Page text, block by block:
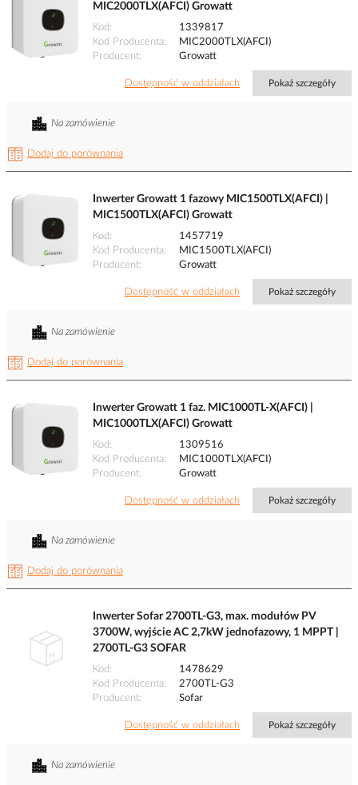
MIC2000TLX(AFCI) Growatt
Kod
1339817
Kod Producenta
MIC2000TLX(AFCI)
Producent
Growatt
Dostępność w oddziałach Pokaż szczegóły
Dodaj do porównania
Na zamówienie
Inwerter Growatt 1 fazowy MIC1500TLX(AFCI) |
MIC1500TLX(AFCI) Growatt
Kod
1457719
Kod Producenta
MIC1500TLX(AFCI)
Producent
Growatt
Dostępność w oddziałach Pokaż szczegóły
Dodaj do porównania
Na zamówienie
Inwerter Growatt 1 faz. MIC1000TL-X(AFCI) |
MIC1000TLX(AFCI) Growatt
Kod
1309516
Kod Producenta
MIC1000TLX(AFCI)
Producent
Growatt
Dostępność w oddziałach Pokaż szczegóły
Dodaj do porównania
Na zamówienie
Inwerter Sofar 2700TL-G3, max. modułów PV
3700W, wyjście AC 2,7kW jednofazowy, 1 MPPT |
2700TL-G3 SOFAR
Kod
1478629
Kod Producenta
2700TL-G3
Producent
Sofar
Dostępność w oddziałach Pokaż szczegóły
Na zamówienie